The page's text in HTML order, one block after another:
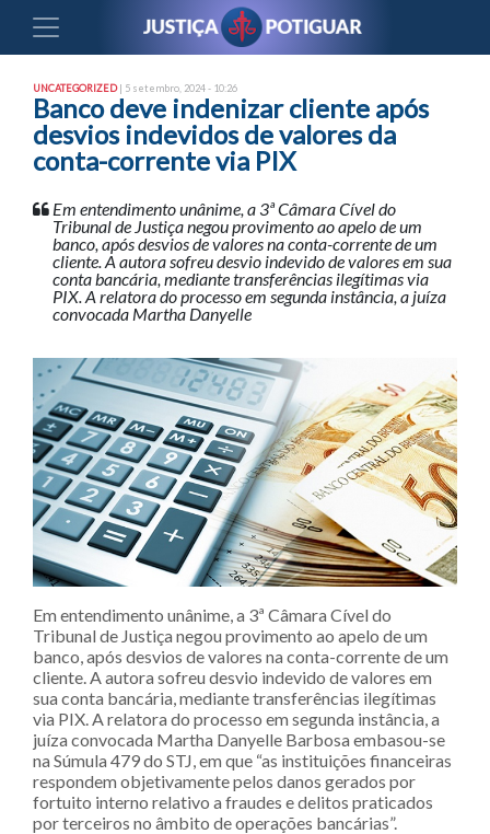
UNCATEGORIZED| 5 setembro, 2024 - 10:26
Banco deve indenizar cliente após
desvios indevidos de valores da
conta-corrente via PIX
Em entendimento unânime, a 3ª Câmara Cível do
Tribunal de Justiça negou provimento ao apelo de um
banco, após desvios de valores na conta-corrente de um
cliente. A autora sofreu desvio indevido de valores em sua
conta bancária, mediante transferências ilegítimas via
PIX. A relatora do processo em segunda instância, a juíza
convocada Martha Danyelle
Em entendimento unânime, a 3ª Câmara Cível do
Tribunal de Justiça negou provimento ao apelo de um
banco, após desvios de valores na conta-corrente de um
cliente. A autora sofreu desvio indevido de valores em
sua conta bancária, mediante transferências ilegítimas
via PIX. A relatora do processo em segunda instância, a
juíza convocada Martha Danyelle Barbosa embasou-se
na Súmula 479 do STJ, em que “as instituições financeiras
respondem objetivamente pelos danos gerados por
fortuito interno relativo a fraudes e delitos praticados
por terceiros no âmbito de operações bancárias”.